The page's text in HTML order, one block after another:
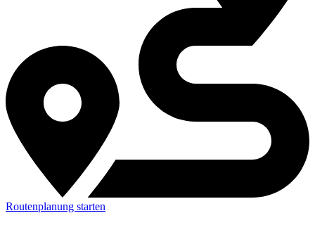
Routenplanung starten